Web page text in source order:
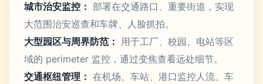
城市治安监控： 部署在交通路口、重要街道，实现
大范围治安巡查和车牌、人脸抓拍。
大型园区与周界防范： 用于工厂、校园、电站等区
域的 perimeter 监控，通过变焦查看远处细节。
交通枢纽管理： 在机场、车站、港口监控人流、车